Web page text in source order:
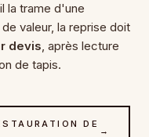
la trame d'une
valeur, la reprise doit
devis, après lecture
de tapis.
DE
→